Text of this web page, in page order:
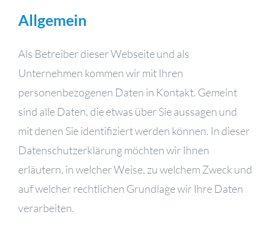
Allgemein
Als Betreiber dieser Webseite und als
Unternehmen kommen wir mit Ihren
personenbezogenen Daten in Kontakt. Gemeint
sind alle Daten, die etwas über Sie aussagen und
mit denen Sie identifiziert werden können. In dieser
Datenschutzerklärung möchten wir Ihnen
erläutern, in welcher Weise, zu welchem Zweck und
auf welcher rechtlichen Grundlage wir Ihre Daten
verarbeiten.